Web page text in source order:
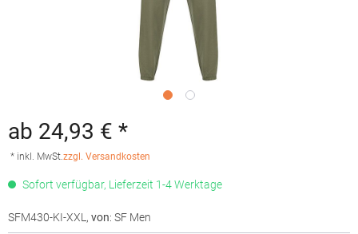
ab 24,93 € *
* inkl. MwSt.zzgl. Versandkosten
Sofort verfügbar, Lieferzeit 1-4 Werktage
SFM430-KI-XXL , von: SF Men